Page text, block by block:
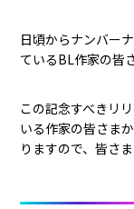
日頃からナンバー
ているBL作家の皆
この記念すべきリ
いる作家の皆さま
りますので、皆さ